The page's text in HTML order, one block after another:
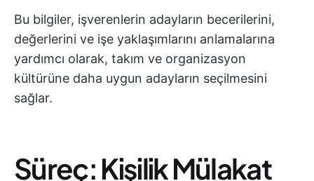
Bu bilgiler, işverenlerin adayların becerilerini,
değerlerini ve işe yaklaşımlarını anlamalarına
yardımcı olarak, takım ve organizasyon
kültürüne daha uygun adayların seçilmesini
sağlar.
Süreç: Kişilik Mülakat